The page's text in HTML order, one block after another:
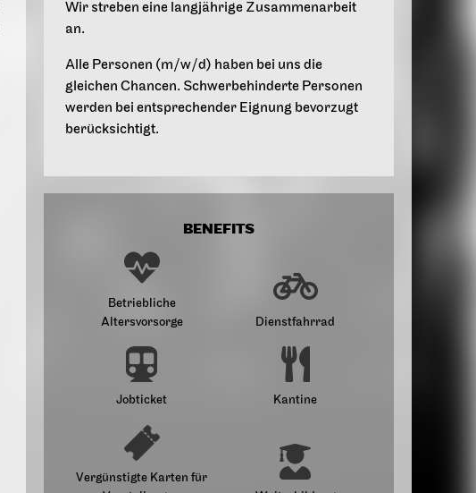
Wir streben eine langjährige Zusammenarbeit
an.
Alle Personen (m/w/d) haben bei uns die
gleichen Chancen. Schwerbehinderte Personen
werden bei entsprechender Eignung bevorzugt
berücksichtigt.
BENEFITS
Betriebliche
Altersvorsorge
Dienstfahrrad
Jobticket Kantine
Vergünstigte Karten für